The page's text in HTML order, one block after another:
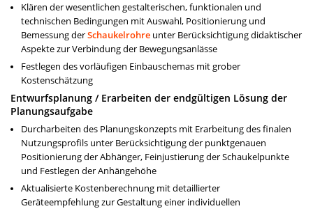
Klären der wesentlichen gestalterischen, funktionalen und
technischen Bedingungen mit Auswahl, Positionierung und
Bemessung derSchaukelrohre unter Berücksichtigung didaktischer
Aspekte zur Verbindung der Bewegungsanlässe
Festlegen des vorläufigen Einbauschemas mit grober
Kostenschätzung
Entwurfsplanung / Erarbeiten der endgültigen Lösung der
Planungsaufgabe
Durcharbeiten des Planungskonzepts mit Erarbeitung des finalen
Nutzungsprofils unter Berücksichtigung der punktgenauen
Positionierung der Abhänger, Feinjustierung der Schaukelpunkte
und Festlegen der Anhängehöhe
Aktualisierte Kostenberechnung mit detaillierter
Geräteempfehlung zur Gestaltung einer individuellen